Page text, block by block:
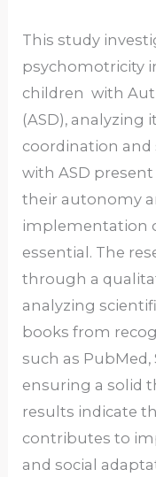
This study
psychomotricity
children with
(ASD),
coordination and
with ASD
their autonomy
implementation
essential. The
through a
analyzing
books from
such as PubMed,
ensuring a solid
results indicate
contributes to
and social